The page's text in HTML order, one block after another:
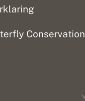
Conservation